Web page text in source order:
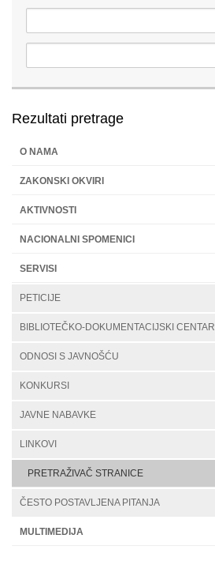
Rezultati pretrage
O NAMA
ZAKONSKI OKVIRI
AKTIVNOSTI
NACIONALNI SPOMENICI
SERVISI
PETICIJE
BIBLIOTEČKO-DOKUMENTACIJSKI CENTAR
ODNOSI S JAVNOŠĆU
KONKURSI
JAVNE NABAVKE
LINKOVI
PRETRAŽIVAČ STRANICE
ČESTO POSTAVLJENA PITANJA
MULTIMEDIJA